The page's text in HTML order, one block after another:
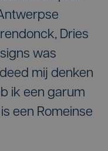
Dries
was
mij denken
ik een garum
een Romeinse